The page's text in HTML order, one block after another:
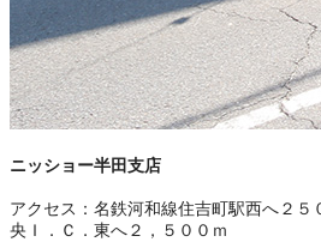
ニッショー半田支店
アクセス： 名鉄河和線住吉町駅西へ２５
央Ｉ．Ｃ．東へ２，５００ｍ